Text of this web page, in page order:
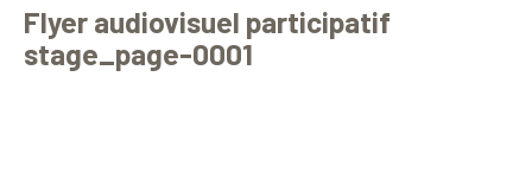
Flyer audiovisuel participatif
stage_page-0001